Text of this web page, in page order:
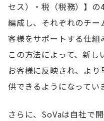
セス）・税（税務）】
編成し、それぞれのチ
客様をサポートする仕組
この方法によって、新
お客様に反映され、よ
供できるようになってい
さらに、SoVaは自社で